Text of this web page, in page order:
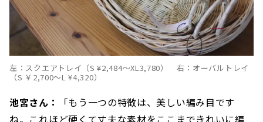
左：スクエアトレイ（S ¥2,484〜XL3,780） 右：オーバルトレイ
（S ￥2,700〜L ¥4,320）
池宮さん：
「もう一つの特徴は、美しい編み目です
ね。これほど硬くて丈夫な素材をここまできれいに編